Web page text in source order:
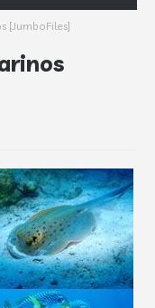
[JumboFiles]